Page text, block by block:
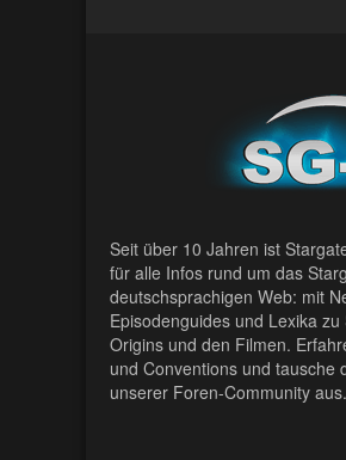
Seit über 10 Jahren ist
für alle Infos rund um das
deutschsprachigen Web: mit
Episodenguides und Lexika
Origins und den Filmen.
und Conventions und tausche
unserer Foren-Community aus.